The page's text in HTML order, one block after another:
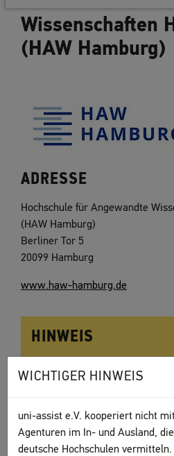
WICHTIGER HINWEIS
uni-assist e.V. kooperiert nicht
Agenturen im In- und Ausland,
deutsche Hochschulen
Wissenschaften
(HAW Hamburg)
ADRESSE
Hochschule für Angewandte
(HAW Hamburg)
Berliner Tor 5
20099 Hamburg
www.haw-hamburg.de
HINWEIS
über das besondere
(VPD), mit der Sie sich direkt
bewerben.